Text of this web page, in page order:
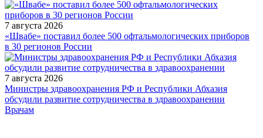
7 августа 2026
«Швабе» поставил более 500 офтальмологических приборов
в 30 регионов России
7 августа 2026
Министры здравоохранения РФ и Республики Абхазия
обсудили развитие сотрудничества в здравоохранении
/doctor/surgery/rol-videokapsulnoy-endoskopii-v-diagnostike-
Врачам